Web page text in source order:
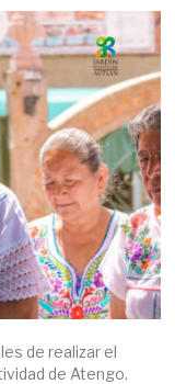
de realizar el
de Atengo.